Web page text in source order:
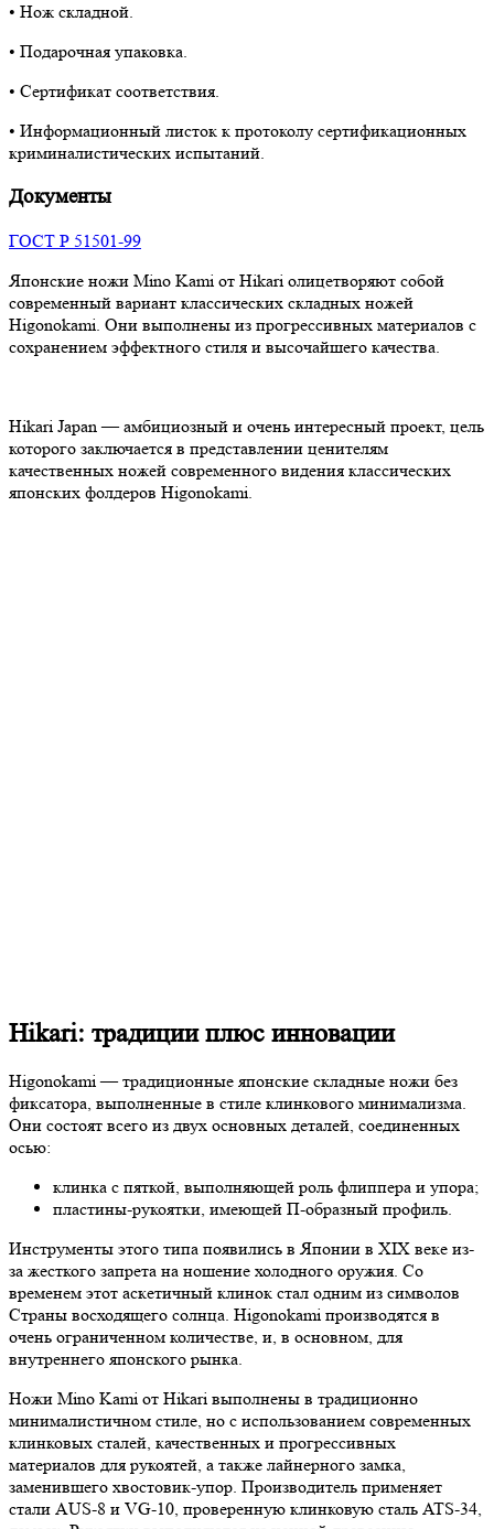
• Нож складной.
• Подарочная упаковка.
• Сертификат соответствия.
• Информационный листок к протоколу сертификационных
криминалистических испытаний.
Документы
ГОСТ Р 51501-99
Японские ножи Mino Kami от Hikari олицетворяют собой
современный вариант классических складных ножей
Higonokami. Они выполнены из прогрессивных материалов с
сохранением эффектного стиля и высочайшего качества.
Hikari Japan — амбициозный и очень интересный проект, цель
которого заключается в представлении ценителям
качественных ножей современного видения классических
японских фолдеров Higonokami.
Hikari: традиции плюс инновации
Higonokami — традиционные японские складные ножи без
фиксатора, выполненные в стиле клинкового минимализма.
Они состоят всего из двух основных деталей, соединенных
осью:
клинка с пяткой, выполняющей роль флиппера и упора;
пластины-рукоятки, имеющей П-образный профиль.
Инструменты этого типа появились в Японии в XIX веке из-
за жесткого запрета на ношение холодного оружия. Со
временем этот аскетичный клинок стал одним из символов
Страны восходящего солнца. Higonokami производятся в
очень ограниченном количестве, и, в основном, для
внутреннего японского рынка.
Ножи Mino Kami от Hikari выполнены в традиционно
минималистичном стиле, но с использованием современных
клинковых сталей, качественных и прогрессивных
материалов для рукоятей, а также лайнерного замка,
заменившего хвостовик-упор. Производитель применяет
стали AUS-8 и VG-10, проверенную клинковую сталь ATS-34,